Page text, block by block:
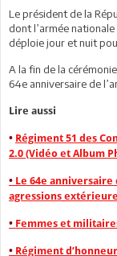
Le président de la
dont l’armée
déploie jour et nuit
A la fin de la
64e anniversaire de
Lire aussi
• Régiment 51 des
2.0 (Vidéo et Album
• Le 64e
agressions
• Femmes et
• Régiment